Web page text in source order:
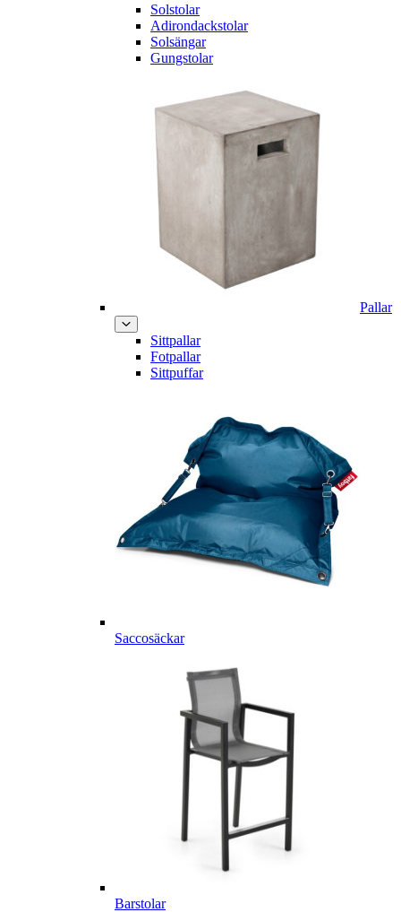
Solstolar
Adirondackstolar
Solsängar
Gungstolar
Pallar
Sittpallar
Fotpallar
Sittpuffar
Saccosäckar
Barstolar